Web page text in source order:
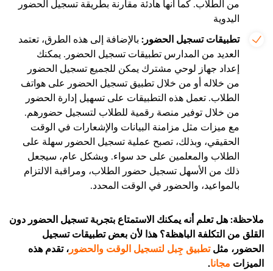
من الطلاب. كما أنها هادئة مقارنة بطريقة تسجيل الحضور
اليدوية
تطبيقات تسجيل الحضور: بالإضافة إلى هذه الطرق، تعتمد
العديد من المدارس تطبيقات تسجيل الحضور. يمكنك
إعداد جهاز لوحي مشترك يمكن للجميع تسجيل الحضور
من خلاله أو من خلال تطبيق تسجيل الحضور على هواتف
الطلاب. تعمل هذه التطبيقات على تسهيل إدارة الحضور
من خلال توفير منصة رقمية للطلاب لتسجيل حضورهم.
مع ميزات مثل مزامنة البيانات والإشعارات في الوقت
الحقيقي، وبذلك، تصبح عملية تسجيل الحضور سهلة على
الطلاب والمعلمين على حد سواء. وبشكل عام، سيجعل
ذلك من الأسهل تسجيل حضور الطلاب، ومراقبة الالتزام
بالمواعيد، والحضور في الوقت المحدد.
ملاحظة: هل تعلم أنه يمكنك الاستمتاع بتجربة تسجيل الحضور دون
القلق من التكلفة الباهظة؟ هذا لأن بعض تطبيقات تسجيل
الحضور، مثلتطبيق جِبل لتسجيل الوقت والحضور، تقدم هذه
الميزات مجانا.